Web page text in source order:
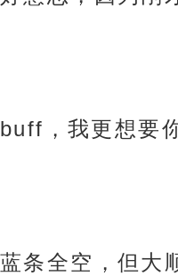
，我更想要
条全空，但大